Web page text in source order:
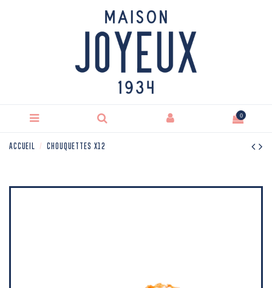
0
ACCUEIL CHOUQUETTES X12